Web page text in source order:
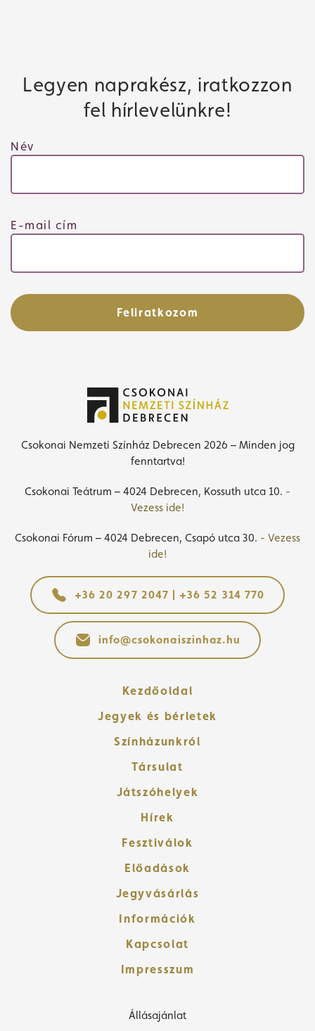
Legyen naprakész, iratkozzon
fel hírlevelünkre!
Név
E-mail cím
Feliratkozom
Csokonai Nemzeti Színház Debrecen 2026 – Minden jog
fenntartva!
Csokonai Teátrum – 4024 Debrecen, Kossuth utca 10. -
Vezess ide!
Csokonai Fórum – 4024 Debrecen, Csapó utca 30. - Vezess
ide!
+36 20 297 2047 | +36 52 314 770
info@csokonaiszinhaz.hu
Kezdőoldal
Jegyek és bérletek
Színházunkról
Társulat
Játszóhelyek
Hírek
Fesztiválok
Előadások
Jegyvásárlás
Információk
Kapcsolat
Impresszum
Állásajánlat